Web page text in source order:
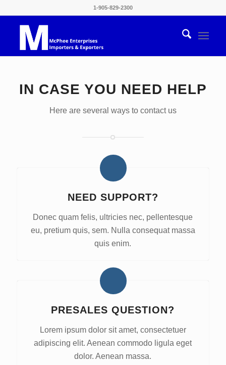
1-905-829-2300
IN CASE YOU NEED HELP
Here are several ways to contact us
NEED SUPPORT?
Donec quam felis, ultricies nec, pellentesque
eu, pretium quis, sem. Nulla consequat massa
quis enim.
PRESALES QUESTION?
Lorem ipsum dolor sit amet, consectetuer
adipiscing elit. Aenean commodo ligula eget
dolor. Aenean massa.